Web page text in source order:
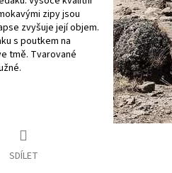
zipy jsou
zvyšuje její objem.
s poutkem na
tmě. Tvarované
SDÍLET